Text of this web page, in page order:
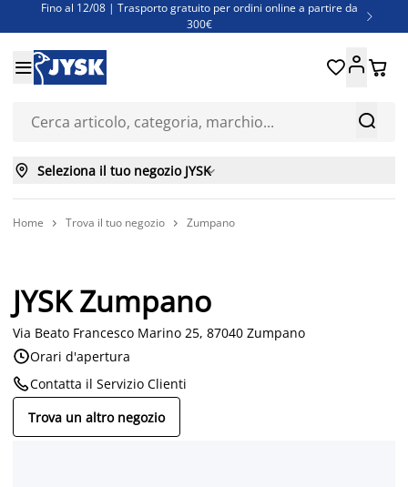
Fino al 12/08 | Trasporto gratuito per ordini online a partire da
300€

Super offerte d'estate | Oltre 1.500 articoli fino al 70%
Finanziamenti - Scegli il piano di rimborso più adatto a te


 
 Seleziona il tuo negozio JYSK
Home  Trova il tuo negozio  Zumpano
JYSK Zumpano
Via Beato Francesco Marino 25, 87040 Zumpano
Orari d'apertura
Contatta il Servizio Clienti
Trova un altro negozio